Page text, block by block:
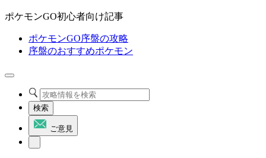
ポケモンGO初心者向け記事
ポケモンGO序盤の攻略
序盤のおすすめポケモン
検索
ご意見